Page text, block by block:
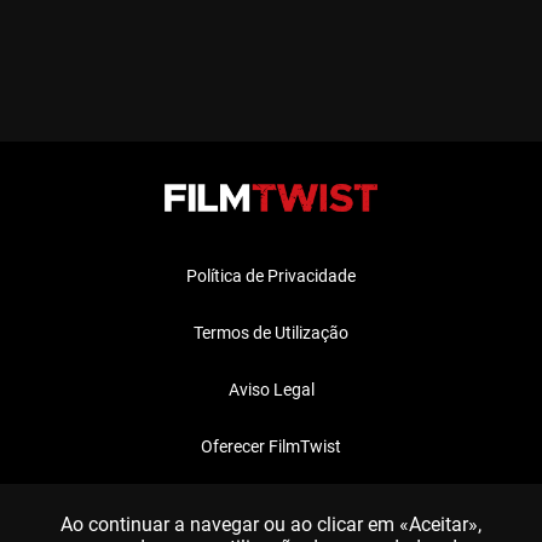
Política de Privacidade
Termos de Utilização
Aviso Legal
Oferecer FilmTwist
Ao continuar a navegar ou ao clicar em «Aceitar»,